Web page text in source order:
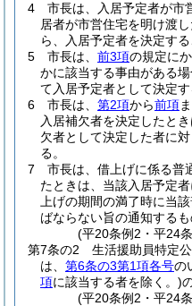
4
市長は、入居予定者が市
居者が市営住宅を明け渡
ら、入居予定者を決定する
5
市長は、 前3項の規定にか
かに該当する事由がある
て入居予定者として決定す
6
市長は、 第2項から前項
入居補欠者を決定したと
欠者として決定した者に
る。
7
市長は、借上げに係る普
たときは、当該入居予定
上げの期間の満了時に当
ばならない旨の通知するも
(平20条例2・平24
第7条の2
生活援助員特定
は、 第6条の3第1項各号の
項に該当する者を除く。)
(平20条例2・平24